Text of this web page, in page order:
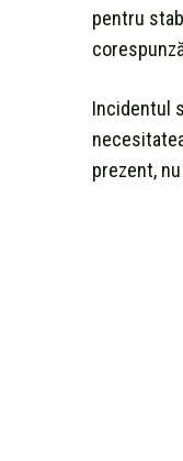
pentru
Incidentul
prezent,